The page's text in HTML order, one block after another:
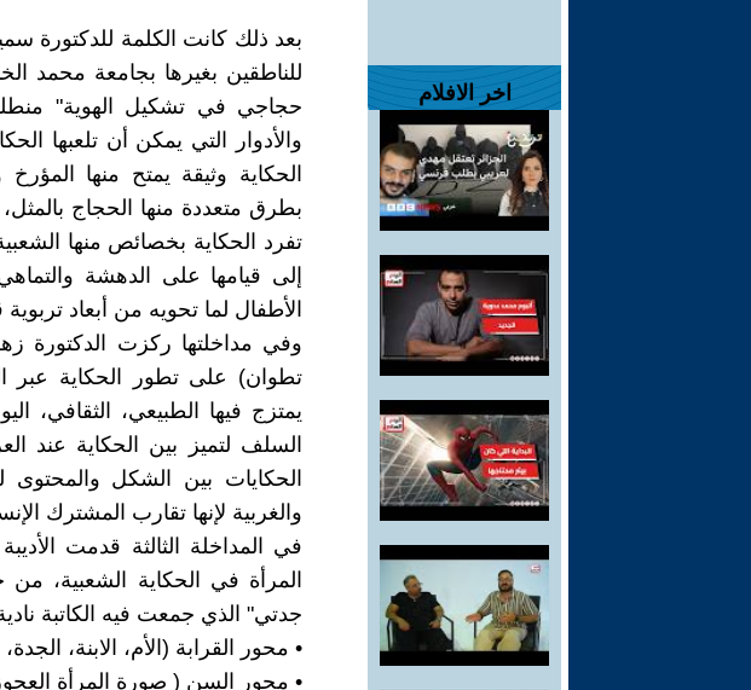
اخر الافلام
بعد ذلك كانت الكلمة للدكتورة
للناطقين بغيرها بجامعة محمد
حجاجي في تشكيل الهوية"
والأدوار التي يمكن أن تلعبها
الحكاية وثيقة يمتح منها
بطرق متعددة منها الحجاج
تفرد الحكاية بخصائص منها
إلى قيامها على الدهشة
الأطفال لما تحويه من أبعاد
وفي مداخلتها ركزت الدكتورة
تطوان) على تطور الحكاية عبر
يمتزج فيها الطبيعي، الثقافي،
السلف لتميز بين الحكاية عند
الحكايات بين الشكل والمحتوى
والغربية لإنها تقارب المشترك
في المداخلة الثالثة قدمت
المرأة في الحكاية الشعبية،
جدتي" الذي جمعت فيه الكاتبة
• محور القرابة (الأم، الابنة،
• محور السن ( صورة المرأة